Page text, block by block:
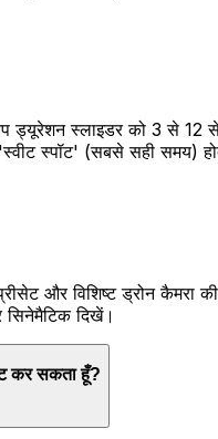
स्लाइडर को 3 से 12
स्पॉट' (सबसे सही समय)
और विशिष्ट ड्रोन कैमरा
दिखें।
कर सकता हूँ?